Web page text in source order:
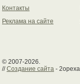
Контакты
Реклама на сайте
© 2007-2026.
//Создание сайта - 2opexa